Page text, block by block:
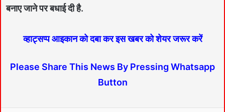
बनाए जाने पर बधाई दी है.
व्हाट्सप्प आइकान को दबा कर इस खबर को शेयर जरूर करें
Please Share This News By Pressing Whatsapp
Button